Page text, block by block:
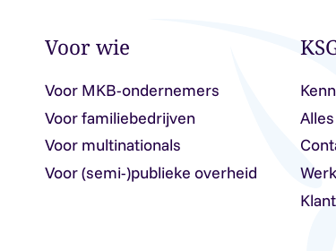
Voor wie
Voor MKB-ondernemers
Voor familiebedrijven
Voor multinationals
Voor (semi-)publieke overheid